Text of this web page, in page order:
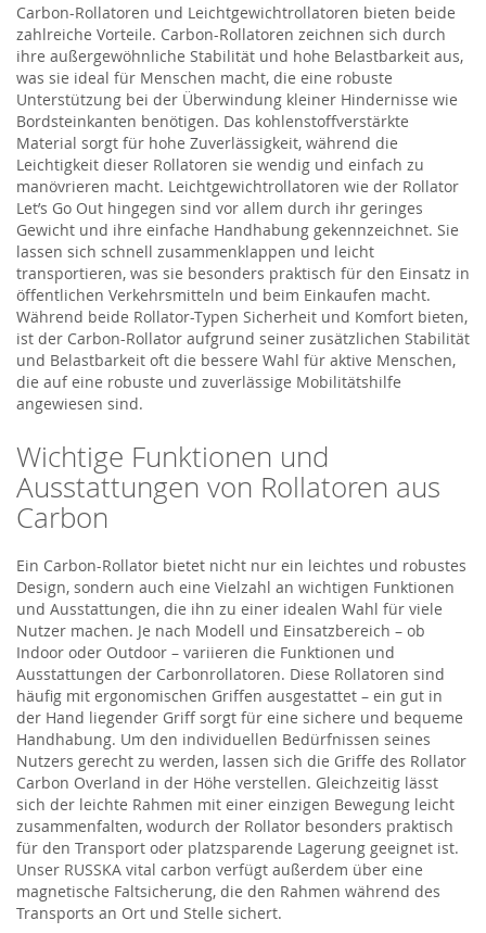
Carbon-Rollatoren und Leichtgewichtrollatoren bieten beide
zahlreiche Vorteile. Carbon-Rollatoren zeichnen sich durch
ihre außergewöhnliche Stabilität und hohe Belastbarkeit aus,
was sie ideal für Menschen macht, die eine robuste
Unterstützung bei der Überwindung kleiner Hindernisse wie
Bordsteinkanten benötigen. Das kohlenstoffverstärkte
Material sorgt für hohe Zuverlässigkeit, während die
Leichtigkeit dieser Rollatoren sie wendig und einfach zu
manövrieren macht. Leichtgewichtrollatoren wie der Rollator
Let’s Go Out hingegen sind vor allem durch ihr geringes
Gewicht und ihre einfache Handhabung gekennzeichnet. Sie
lassen sich schnell zusammenklappen und leicht
transportieren, was sie besonders praktisch für den Einsatz in
öffentlichen Verkehrsmitteln und beim Einkaufen macht.
Während beide Rollator-Typen Sicherheit und Komfort bieten,
ist der Carbon-Rollator aufgrund seiner zusätzlichen Stabilität
und Belastbarkeit oft die bessere Wahl für aktive Menschen,
die auf eine robuste und zuverlässige Mobilitätshilfe
angewiesen sind.
Wichtige Funktionen und
Ausstattungen von Rollatoren aus
Carbon
Ein Carbon-Rollator bietet nicht nur ein leichtes und robustes
Design, sondern auch eine Vielzahl an wichtigen Funktionen
und Ausstattungen, die ihn zu einer idealen Wahl für viele
Nutzer machen. Je nach Modell und Einsatzbereich – ob
Indoor oder Outdoor – variieren die Funktionen und
Ausstattungen der Carbonrollatoren. Diese Rollatoren sind
häufig mit ergonomischen Griffen ausgestattet – ein gut in
der Hand liegender Griff sorgt für eine sichere und bequeme
Handhabung. Um den individuellen Bedürfnissen seines
Nutzers gerecht zu werden, lassen sich die Griffe des Rollator
Carbon Overland in der Höhe verstellen. Gleichzeitig lässt
sich der leichte Rahmen mit einer einzigen Bewegung leicht
zusammenfalten, wodurch der Rollator besonders praktisch
für den Transport oder platzsparende Lagerung geeignet ist.
Unser RUSSKA vital carbon verfügt außerdem über eine
magnetische Faltsicherung, die den Rahmen während des
Transports an Ort und Stelle sichert.